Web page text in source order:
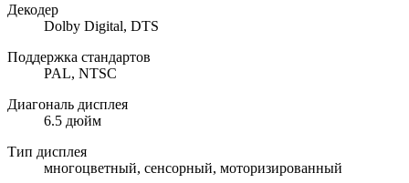
Декодер
Dolby Digital, DTS
Поддержка стандартов
PAL, NTSC
Диагональ дисплея
6.5 дюйм
Тип дисплея
многоцветный, сенсорный, моторизированный